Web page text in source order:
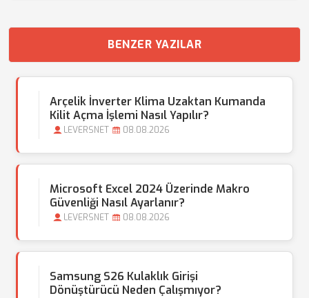
BENZER YAZILAR
Arçelik İnverter Klima Uzaktan Kumanda
Kilit Açma İşlemi Nasıl Yapılır?
LEVERSNET 08.08.2026
Microsoft Excel 2024 Üzerinde Makro
Güvenliği Nasıl Ayarlanır?
LEVERSNET 08.08.2026
Samsung S26 Kulaklık Girişi
Dönüştürücü Neden Çalışmıyor?